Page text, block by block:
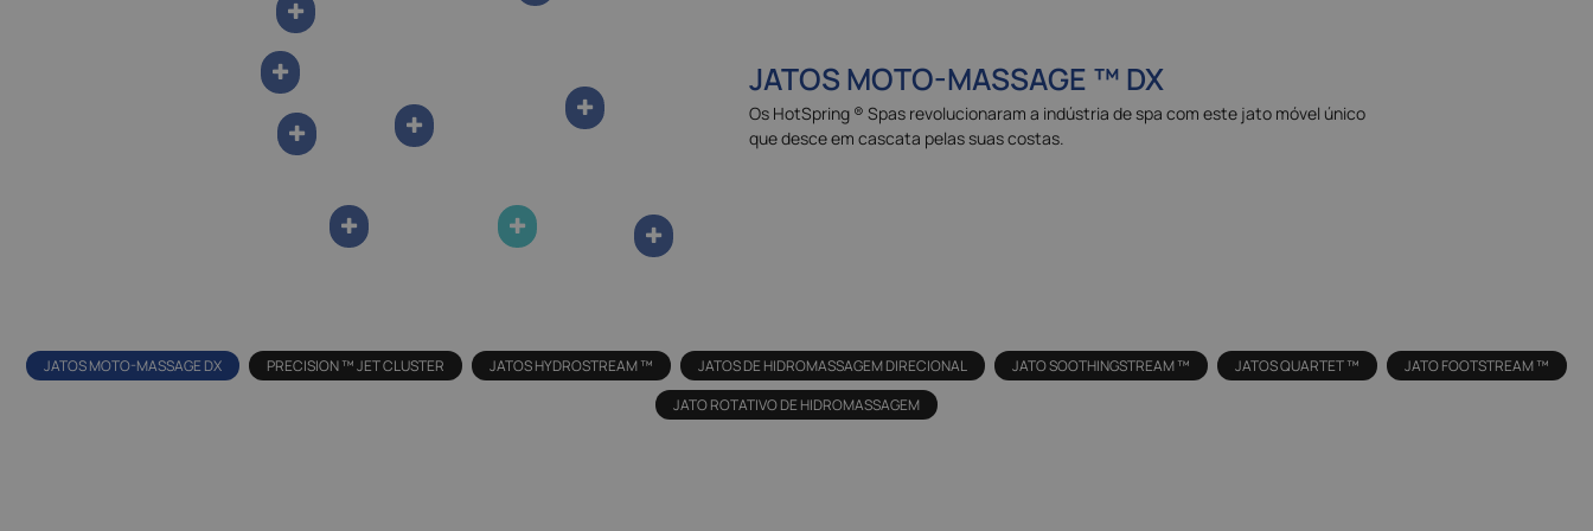
JATOS MOTO-MASSAGE ™ DX
Os HotSpring ® Spas revolucionaram a indústria de spa com este jato móvel único
que desce em cascata pelas suas costas.
JATOS MOTO-MASSAGE DX PRECISION ™ JET CLUSTER JATOS HYDROSTREAM ™ JATOS DE HIDROMASSAGEM DIRECIONAL JATO SOOTHINGSTREAM ™ JATOS QUARTET ™
JATO FOOTSTREAM ™
JATO ROTATIVO DE HIDROMASSAGEM